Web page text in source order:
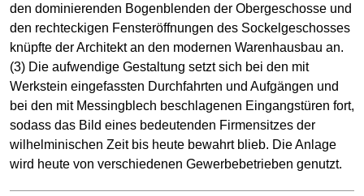
den dominierenden Bogenblenden der Obergeschosse und
den rechteckigen Fensteröffnungen des Sockelgeschosses
knüpfte der Architekt an den modernen Warenhausbau an.
(3) Die aufwendige Gestaltung setzt sich bei den mit
Werkstein eingefassten Durchfahrten und Aufgängen und
bei den mit Messingblech beschlagenen Eingangstüren fort,
sodass das Bild eines bedeutenden Firmensitzes der
wilhelminischen Zeit bis heute bewahrt blieb. Die Anlage
wird heute von verschiedenen Gewerbebetrieben genutzt.